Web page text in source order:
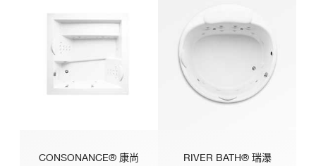
CONSONANCE® 康尚
RIVER BATH® 瑞瀑